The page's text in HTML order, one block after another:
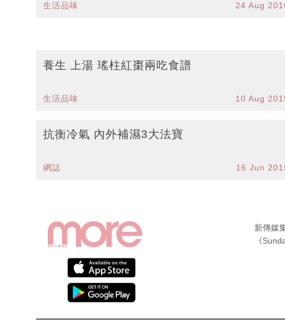
生活品味 24 Aug
養生 上湯 瑤柱紅棗兩吃食譜
生活品味 10 Aug
抗衡冷氣 內外補濕3大法寶
網誌 16 Jun
新傳媒
《